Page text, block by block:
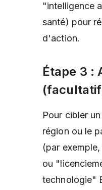
"intelligence
santé) pour
d'action.
Étape 3 :
Pour cibler
région ou le
(par
ou
technologie"